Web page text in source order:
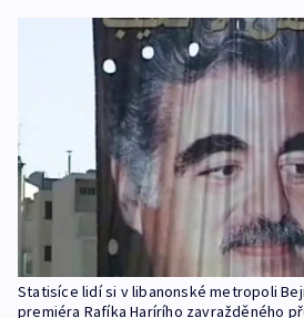
Statisíce lidí si v libanonské metropoli
premiéra Rafíka Harírího zavražděného